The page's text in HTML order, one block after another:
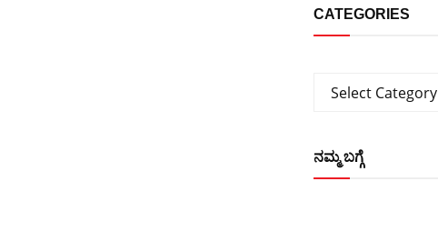
CATEGORIES
Categories
Select Category
ನಮ್ಮ ಬಗ್ಗೆ